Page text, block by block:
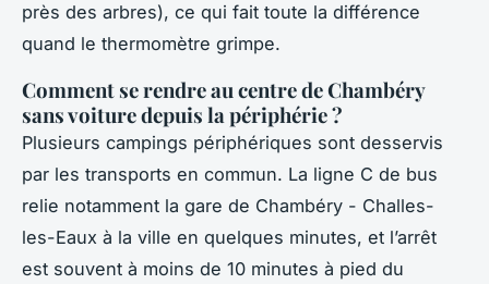
près des arbres), ce qui fait toute la différence
quand le thermomètre grimpe.
Comment se rendre au centre de Chambéry
sans voiture depuis la périphérie ?
Plusieurs campings périphériques sont desservis
par les transports en commun. La ligne C de bus
relie notamment la gare de Chambéry - Challes-
les-Eaux à la ville en quelques minutes, et l’arrêt
est souvent à moins de 10 minutes à pied du